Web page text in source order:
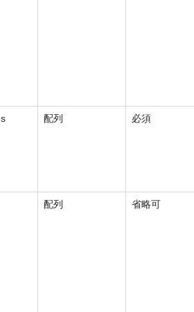
配列 必須
配列 省略可